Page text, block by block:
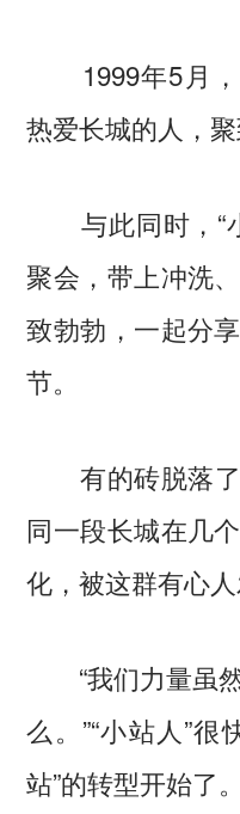
1999年5月，
热爱长城的人，聚
与此同时，“
聚会，带上冲洗
致勃勃，一起分
节。
有的砖脱落了
同一段长城在几
化，被这群有心人
“我们力量虽然
么。”“小站人”
站”的转型开始了。